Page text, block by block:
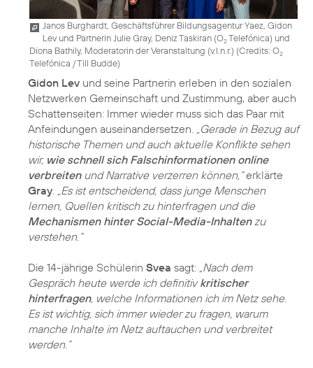
Janos Burghardt, Geschäftsführer Bildungsagentur Yaez, Gidon
Lev und Partnerin Julie Gray, Deniz Taskiran (O2Telefónica) und
Diona Bathily, Moderatorin der Veranstaltung (v.l.n.r.) (Credits: O2
Telefónica / Till Budde)
Gidon Lev und seine Partnerin erleben in den sozialen
Netzwerken Gemeinschaft und Zustimmung, aber auch
Schattenseiten: Immer wieder muss sich das Paar mit
Anfeindungen auseinandersetzen. „Gerade in Bezug auf
historische Themen und auch aktuelle Konflikte sehen
wir, wie schnell sich Falschinformationen online
verbreitenund Narrative verzerren können,“erklärte
Gray. „Es ist entscheidend, dass junge Menschen
lernen, Quellen kritisch zu hinterfragen und die
Mechanismen hinter Social-Media-Inhaltenzu
verstehen.“
Die 14-jährige Schülerin Svea sagt: „Nach dem
Gespräch heute werde ich definitivkritischer
hinterfragen, welche Informationen ich im Netz sehe.
Es ist wichtig, sich immer wieder zu fragen, warum
manche Inhalte im Netz auftauchen und verbreitet
werden.“